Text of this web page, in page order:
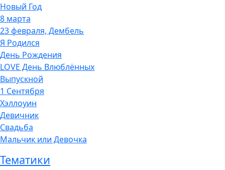
Новый Год
8 марта
23 февраля, Дембель
Я Родился
День Рождения
LOVE День Влюблённых
Выпускной
1 Сентября
Хэллоуин
Девичник
Свадьба
Мальчик или Девочка
Тематики